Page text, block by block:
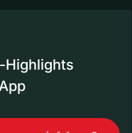
Highlights